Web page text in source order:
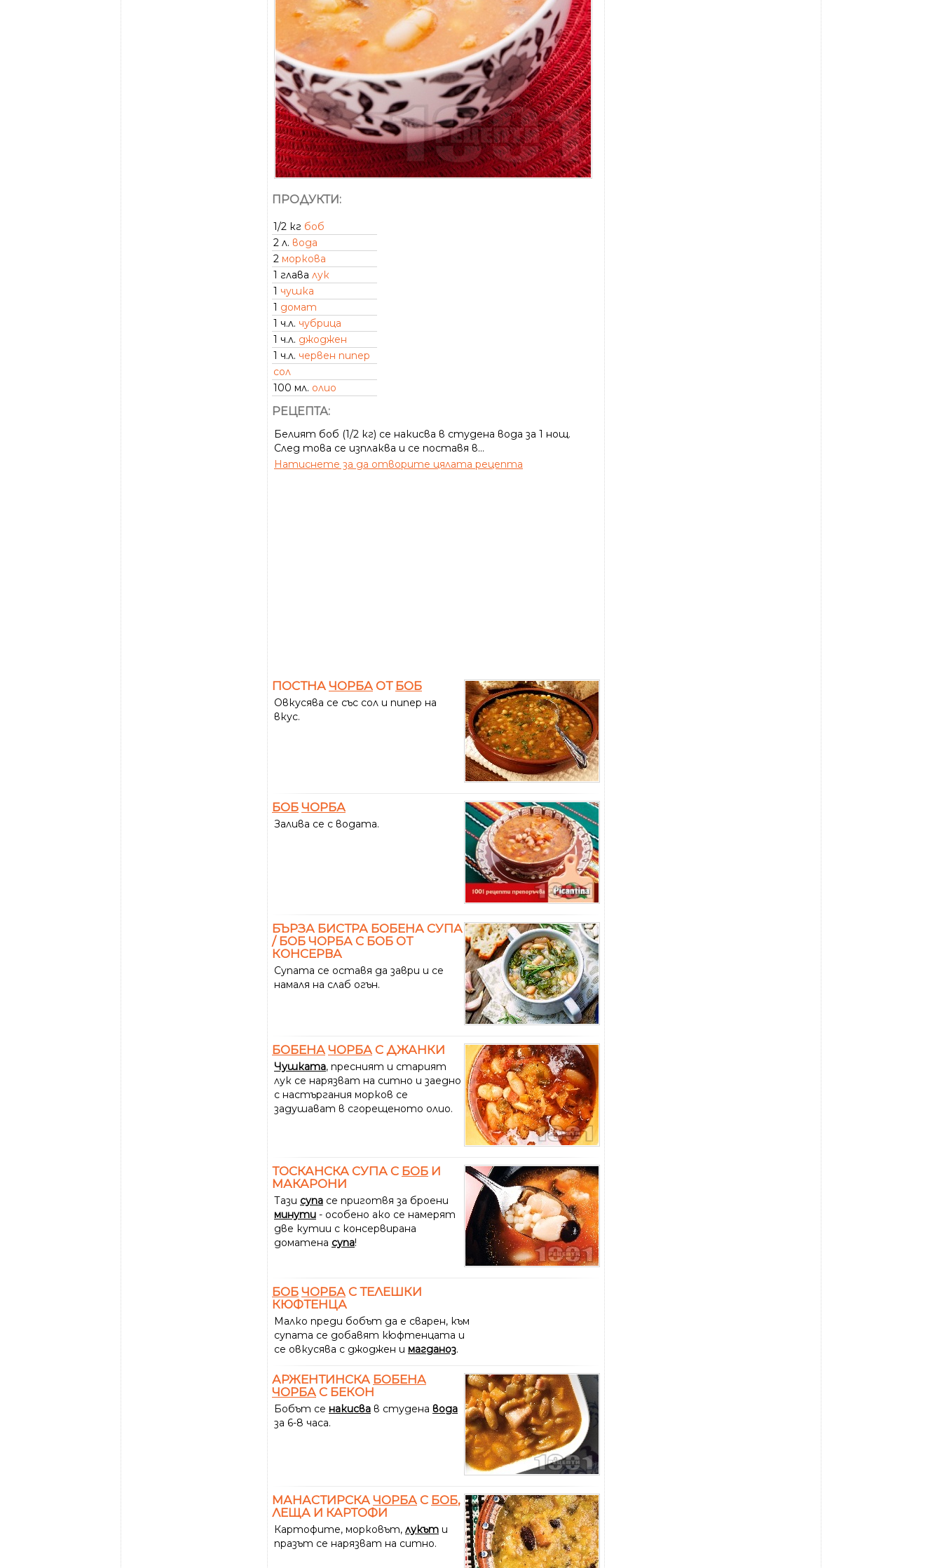
ПРОДУКТИ:
1/2 кг боб
2 л. вода
2 моркова
1 глава лук
1 чушка
1 домат
1 ч.л. чубрица
1 ч.л. джоджен
1 ч.л. червен пипер
сол
100 мл. олио
РЕЦЕПТА:
Белият боб (1/2 кг) се накисва в студена вода за 1 нощ.
След това се изплаква и се поставя в...
Натиснете за да отворите цялата рецепта
ПОСТНА ЧОРБА ОТ БОБ
Овкусява се със сол и пипер на
вкус.
БОБ ЧОРБА
Залива се с водата.
БЪРЗА БИСТРА БОБЕНА СУПА
/ БОБ ЧОРБА С БОБ ОТ
КОНСЕРВА
Супата се оставя да заври и се
намаля на слаб огън.
БОБЕНА ЧОРБА С ДЖАНКИ
Чушката, пресният и старият
лук се нарязват на ситно и заедно
с настъргания морков се
задушават в сгорещеното олио.
ТОСКАНСКА СУПА С БОБ И
МАКАРОНИ
Тази супа се приготвя за броени
минути - особено ако се намерят
две кутии с консервирана
доматена супа!
БОБ ЧОРБА С ТЕЛЕШКИ
КЮФТЕНЦА
Малко преди бобът да е сварен, към
супата се добавят кюфтенцата и
се овкусява с джоджен и магданоз.
АРЖЕНТИНСКА БОБЕНА
ЧОРБА С БЕКОН
Бобът се накисва в студена вода
за 6-8 часа.
МАНАСТИРСКА ЧОРБА С БОБ,
ЛЕЩА И КАРТОФИ
Картофите, морковът, лукът и
празът се нарязват на ситно.